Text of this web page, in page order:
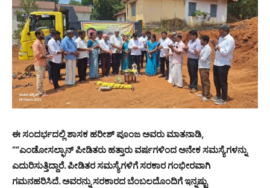
ಈ ಸಂದರ್ಭದಲ್ಲಿ ಶಾಸಕ ಹರೀಶ್ ಪೂಂಜ ಅವರು ಮಾತನಾಡಿ,
“”ಎಂಡೋಸಲ್ಫಾನ್ ಪೀಡಿತರು ಹತ್ತಾರು ವರ್ಷಗಳಿಂದ ಅನೇಕ ಸಮಸ್ಯೆಗಳನ್ನು
ಎದುರಿಸುತ್ತಿದ್ದಾರೆ. ಪೀಡಿತರ ಸಮಸ್ಯೆಗಳಿಗೆ ಸರಕಾರ ಗಂಭೀರವಾಗಿ
ಗಮನಹರಿಸಿದೆ. ಅವರನ್ನು ಸರಕಾರದ ಬೆಂಬಲದೊಂದಿಗೆ ಇನ್ನಷ್ಟು